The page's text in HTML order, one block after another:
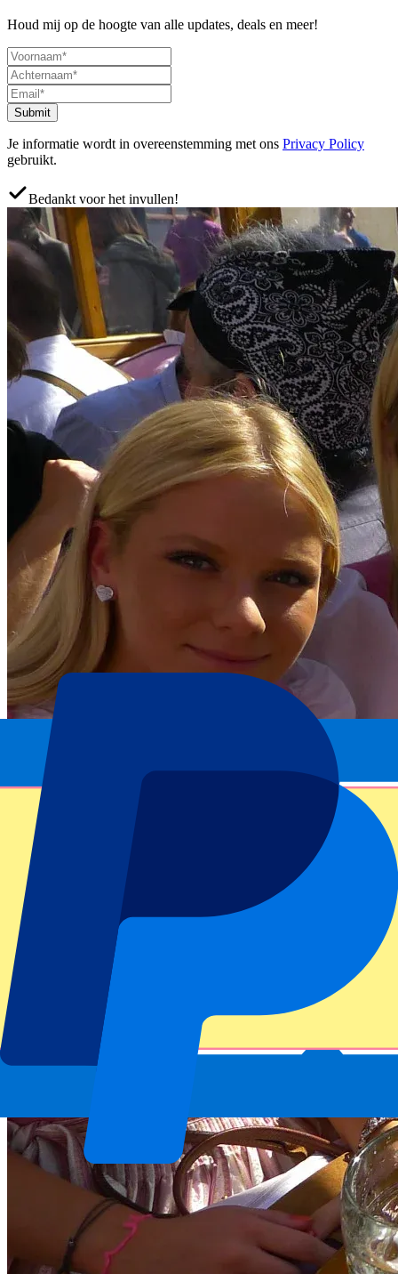
Houd mij op de hoogte van alle updates, deals en meer!
Submit
Je informatie wordt in overeenstemming met ons Privacy Policy
gebruikt.
Bedankt voor het invullen!